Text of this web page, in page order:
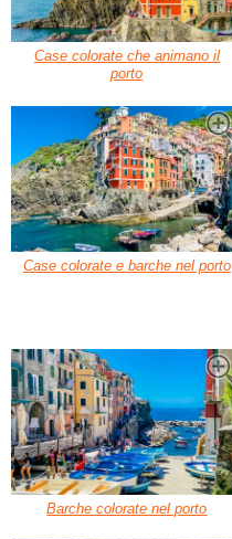
Case colorate che animano il
porto
Case colorate e barche nel porto
Barche colorate nel porto